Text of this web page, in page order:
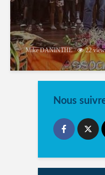
Mike DANINTHE 22
Nous